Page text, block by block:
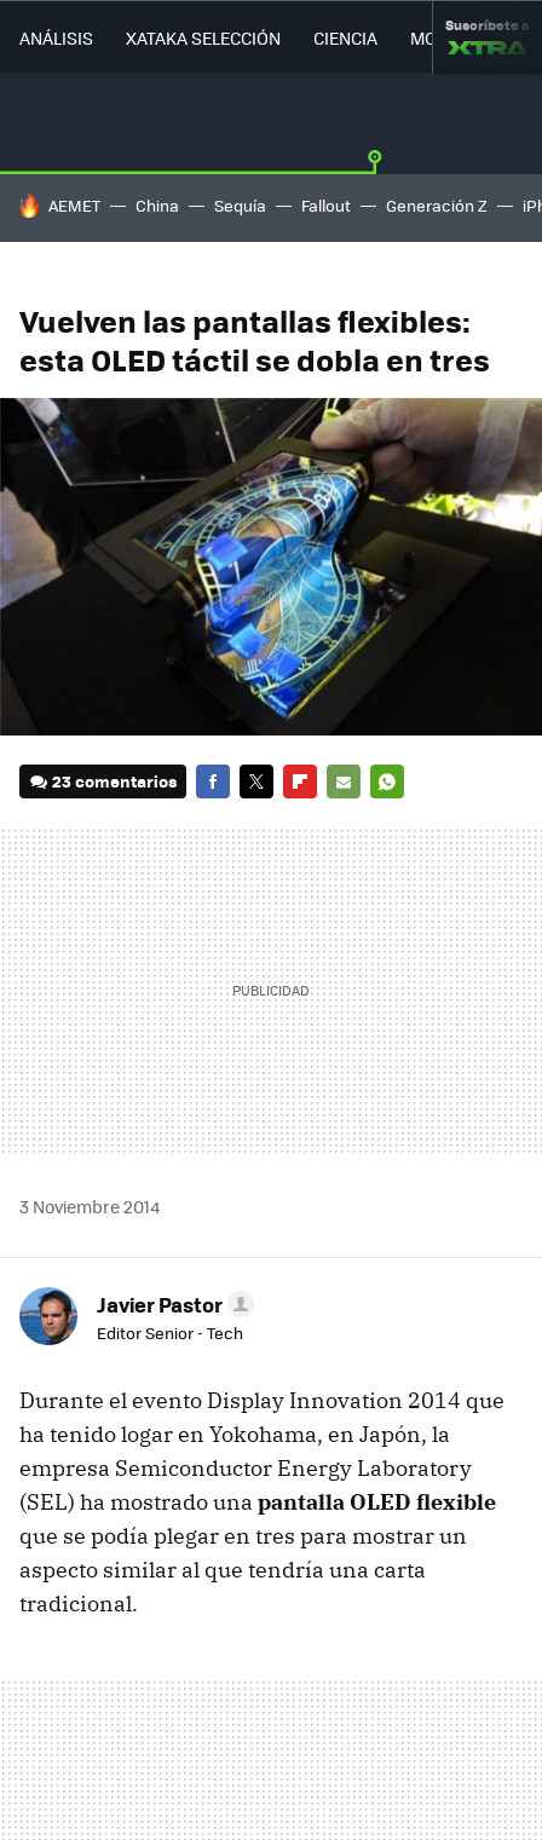
ANÁLISIS XATAKA SELECCIÓN CIENCIA MOVILIDAD
Suscríbete a
HOY SE HABLA DE
AEMET China Sequía Fallout Generación Z
Vuelven las pantallas flexibles:
esta OLED táctil se dobla en tres
23 comentarios
MAIL
3 Noviembre 2014
Javier Pastor
Editor Senior - Tech
Durante el evento Display Innovation 2014 que
ha tenido logar en Yokohama, en Japón, la
empresa Semiconductor Energy Laboratory
(SEL) ha mostrado una pantalla OLED flexible
que se podía plegar en tres para mostrar un
aspecto similar al que tendría una carta
tradicional.